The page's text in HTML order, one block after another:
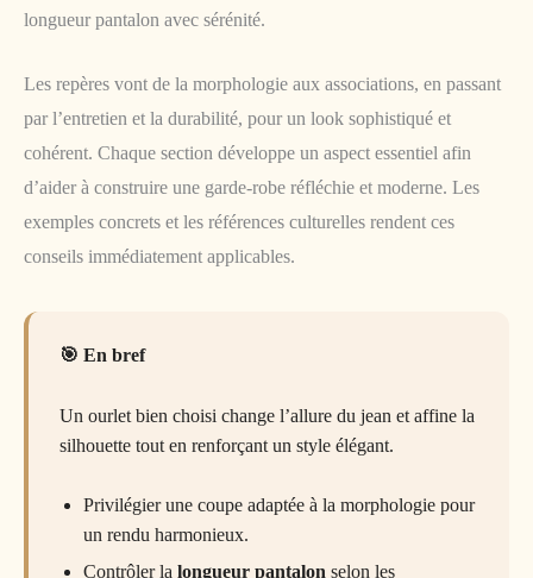
longueur pantalon avec sérénité.
Les repères vont de la morphologie aux associations, en passant
par l’entretien et la durabilité, pour un look sophistiqué et
cohérent. Chaque section développe un aspect essentiel afin
d’aider à construire une garde-robe réfléchie et moderne. Les
exemples concrets et les références culturelles rendent ces
conseils immédiatement applicables.
En bref
Un ourlet bien choisi change l’allure du jean et affine la
silhouette tout en renforçant un style élégant.
Privilégier une coupe adaptée à la morphologie pour
un rendu harmonieux.
Contrôler la longueur pantalon selon les